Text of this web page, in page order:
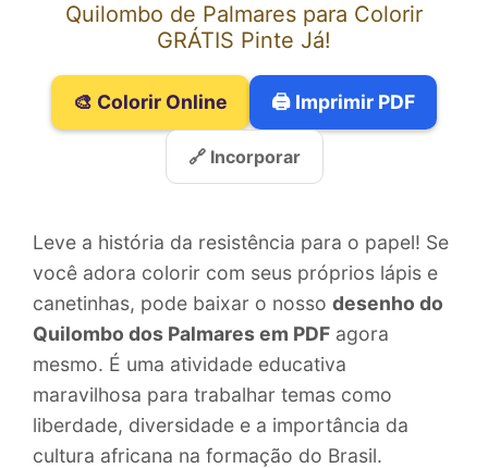
Quilombo de Palmares para Colorir
GRÁTIS Pinte Já!
🎨 Colorir Online 🖨️ Imprimir PDF
🔗 Incorporar
Leve a história da resistência para o papel! Se
você adora colorir com seus próprios lápis e
canetinhas, pode baixar o nosso desenho do
Quilombo dos Palmares em PDF agora
mesmo. É uma atividade educativa
maravilhosa para trabalhar temas como
liberdade, diversidade e a importância da
cultura africana na formação do Brasil.